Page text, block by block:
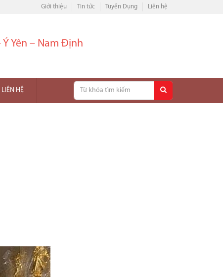
Giới thiệu Tin tức Tuyển Dụng Liên hệ
Yên – Nam Định
LIÊN HỆ